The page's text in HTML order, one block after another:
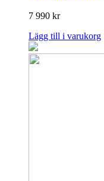
7 990 kr
Lägg till i varukorg